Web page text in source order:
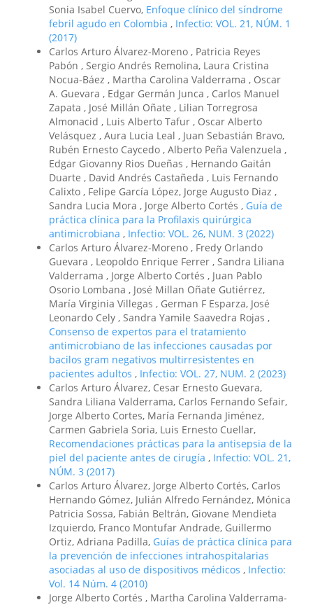
Sonia Isabel Cuervo, Enfoque clínico del síndrome
febril agudo en Colombia , Infectio: VOL. 21, NÚM. 1
(2017)
Carlos Arturo Álvarez-Moreno , Patricia Reyes
Pabón , Sergio Andrés Remolina, Laura Cristina
Nocua-Báez , Martha Carolina Valderrama , Oscar
A. Guevara , Edgar Germán Junca , Carlos Manuel
Zapata , José Millán Oñate , Lilian Torregrosa
Almonacid , Luis Alberto Tafur , Oscar Alberto
Velásquez , Aura Lucia Leal , Juan Sebastián Bravo,
Rubén Ernesto Caycedo , Alberto Peña Valenzuela ,
Edgar Giovanny Rios Dueñas , Hernando Gaitán
Duarte , David Andrés Castañeda , Luis Fernando
Calixto , Felipe García López, Jorge Augusto Diaz ,
Sandra Lucia Mora , Jorge Alberto Cortés , Guía de
práctica clínica para la Profilaxis quirúrgica
antimicrobiana , Infectio: VOL. 26, NUM. 3 (2022)
Carlos Arturo Álvarez-Moreno , Fredy Orlando
Guevara , Leopoldo Enrique Ferrer , Sandra Liliana
Valderrama , Jorge Alberto Cortés , Juan Pablo
Osorio Lombana , José Millan Oñate Gutiérrez,
María Virginia Villegas , German F Esparza, José
Leonardo Cely , Sandra Yamile Saavedra Rojas ,
Consenso de expertos para el tratamiento
antimicrobiano de las infecciones causadas por
bacilos gram negativos multirresistentes en
pacientes adultos , Infectio: VOL. 27, NUM. 2 (2023)
Carlos Arturo Álvarez, Cesar Ernesto Guevara,
Sandra Liliana Valderrama, Carlos Fernando Sefair,
Jorge Alberto Cortes, María Fernanda Jiménez,
Carmen Gabriela Soria, Luis Ernesto Cuellar,
Recomendaciones prácticas para la antisepsia de la
piel del paciente antes de cirugía , Infectio: VOL. 21,
NÚM. 3 (2017)
Carlos Arturo Álvarez, Jorge Alberto Cortés, Carlos
Hernando Gómez, Julián Alfredo Fernández, Mónica
Patricia Sossa, Fabián Beltrán, Giovane Mendieta
Izquierdo, Franco Montufar Andrade, Guillermo
Ortiz, Adriana Padilla, Guías de práctica clínica para
la prevención de infecciones intrahospitalarias
asociadas al uso de dispositivos médicos , Infectio:
Vol. 14 Núm. 4 (2010)
Jorge Alberto Cortés , Martha Carolina Valderrama-